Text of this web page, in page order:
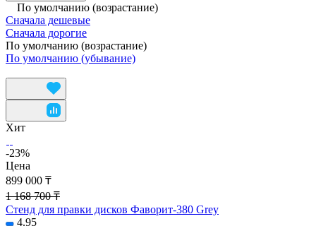
По умолчанию (возрастание)
Сначала дешевые
Сначала дорогие
По умолчанию (возрастание)
По умолчанию (убывание)
Хит
-23%
Цена
899 000 ₸
1 168 700 ₸
Стенд для правки дисков Фаворит-380 Grey
4.95